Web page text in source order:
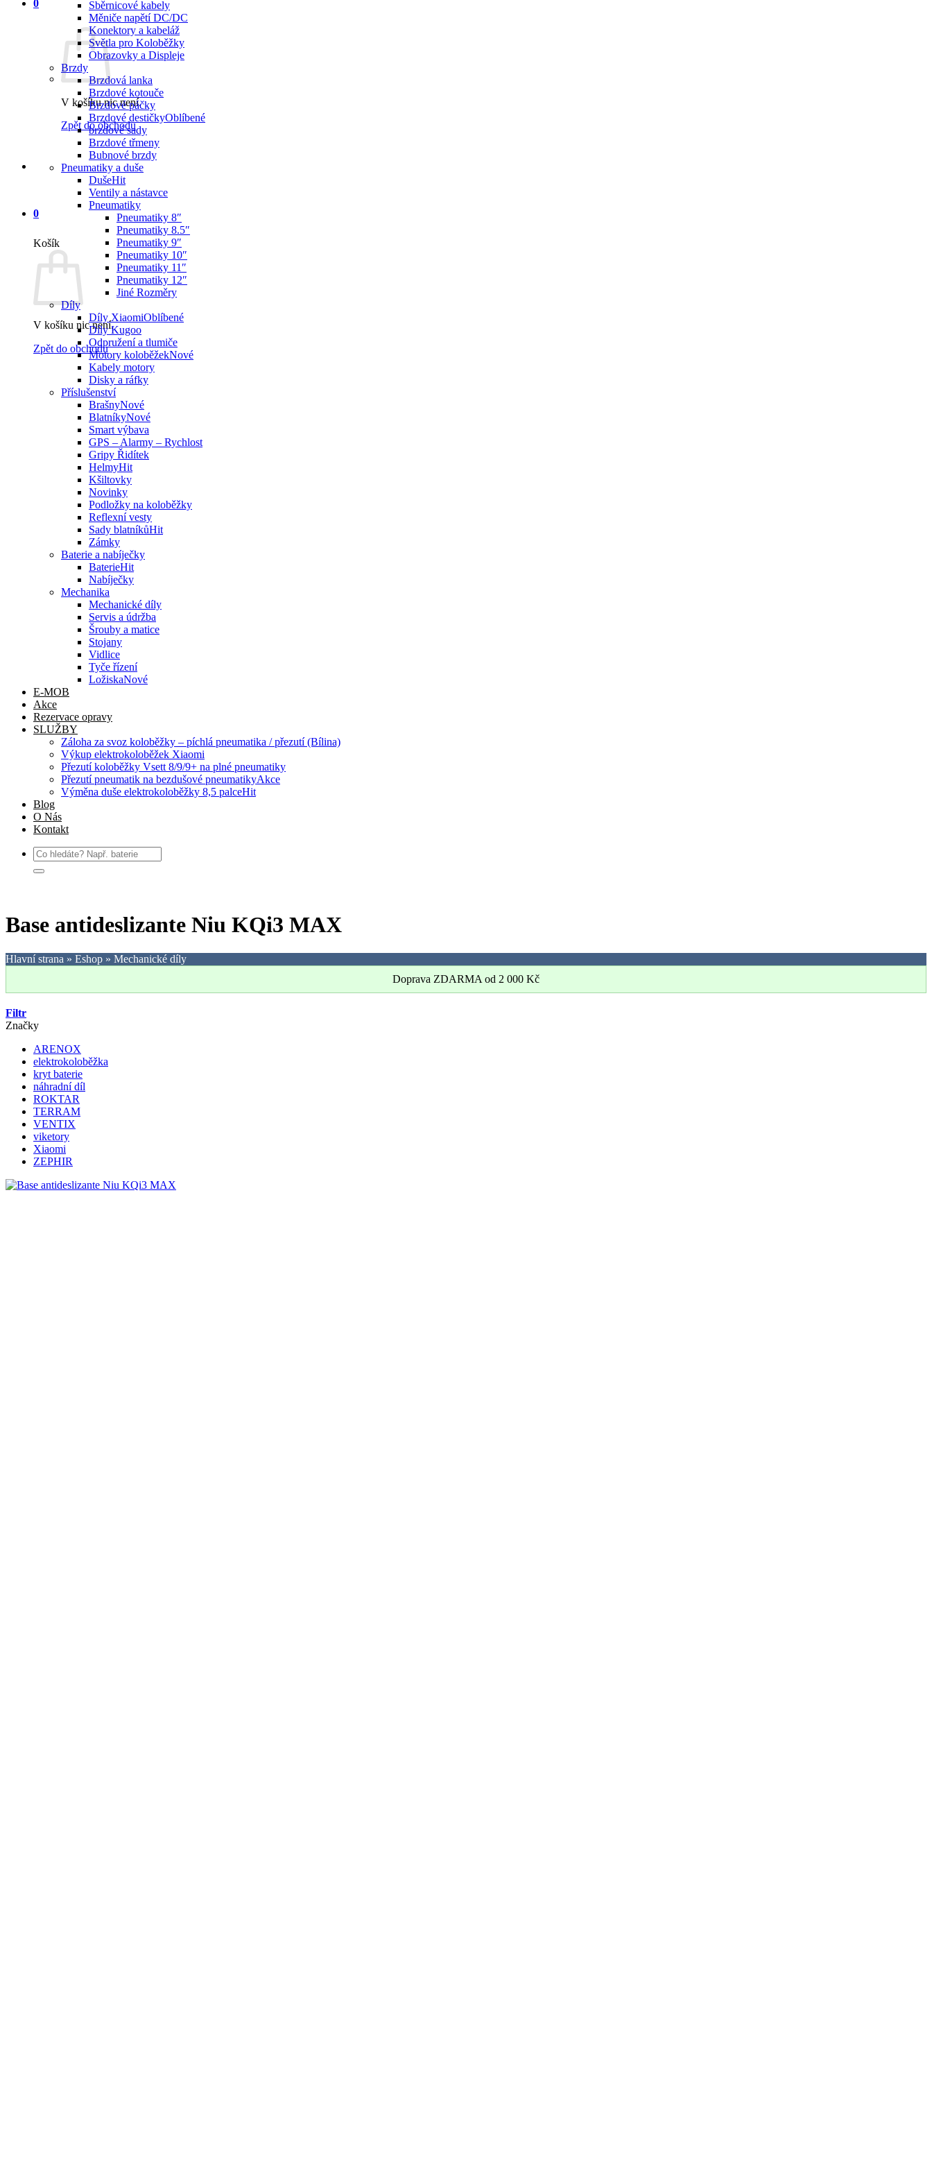
0
V košíku nic není.
Zpět do obchodu
0
Košík
V košíku nic není.
Zpět do obchodu
Sběrnicové kabely
Měniče napětí DC/DC
Konektory a kabeláž
Světla pro Koloběžky
Obrazovky a Displeje
Brzdy
Brzdová lanka
Brzdové kotouče
Brzdové páčky
Brzdové destičky
brzdové sady
Brzdové třmeny
Bubnové brzdy
Pneumatiky a duše
Duše
Ventily a nástavce
Pneumatiky
Pneumatiky 8″
Pneumatiky 8.5″
Pneumatiky 9″
Pneumatiky 10″
Pneumatiky 11″
Pneumatiky 12″
Jiné Rozměry
Díly
Díly Xiaomi
Díly Kugoo
Odpružení a tlumiče
Motory koloběžek
Kabely motory
Disky a ráfky
Příslušenství
Brašny
Blatníky
Smart výbava
GPS – Alarmy – Rychlost
Gripy Řidítek
Helmy
Kšiltovky
Novinky
Podložky na koloběžky
Reflexní vesty
Sady blatníků
Zámky
Baterie a nabíječky
Baterie
Nabíječky
Mechanika
Mechanické díly
Servis a údržba
Šrouby a matice
Stojany
Vidlice
Tyče řízení
Ložiska
E-MOB
Akce
Rezervace opravy
SLUŽBY
Záloha za svoz koloběžky – píchlá pneumatika / přezutí (Bílina)
Výkup elektrokoloběžek Xiaomi
Přezutí koloběžky Vsett 8/9/9+ na plné pneumatiky
Přezutí pneumatik na bezdušové pneumatiky
Výměna duše elektrokoloběžky 8,5 palce
Blog
O Nás
Kontakt
Hledat:
Base antideslizante Niu KQi3 MAX
Hlavní strana » Eshop » Mechanické díly
Doprava ZDARMA od 2 000 Kč
Filtr
Značky
ARENOX
elektrokoloběžka
kryt baterie
náhradní díl
ROKTAR
TERRAM
VENTIX
viketory
Xiaomi
ZEPHIR